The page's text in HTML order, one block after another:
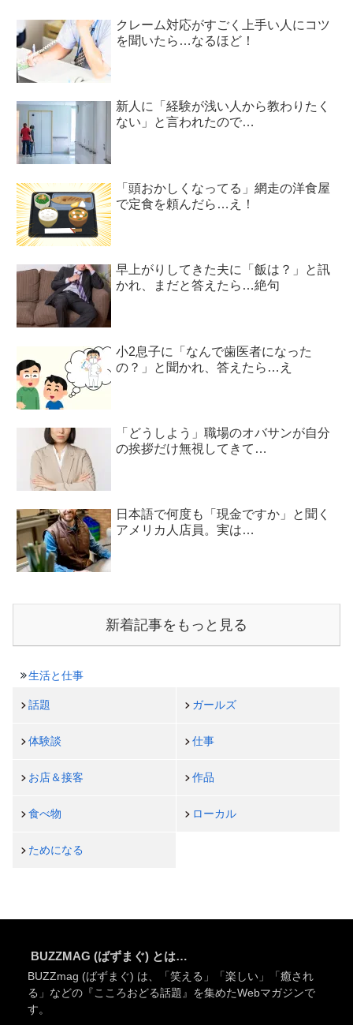
クレーム対応がすごく上手い人にコツ
を聞いたら…なるほど！
新人に「経験が浅い人から教わりたく
ない」と言われたので…
「頭おかしくなってる」網走の洋食屋
で定食を頼んだら…え！
早上がりしてきた夫に「飯は？」と訊
かれ、まだと答えたら…絶句
小2息子に「なんで歯医者になった
の？」と聞かれ、答えたら…え
「どうしよう」職場のオバサンが自分
の挨拶だけ無視してきて…
日本語で何度も「現金ですか」と聞く
アメリカ人店員。実は…
新着記事をもっと見る
生活と仕事
話題 ガールズ
体験談 仕事
お店＆接客 作品
食べ物 ローカル
ためになる
BUZZMAG (ばずまぐ) とは…
BUZZmag (ばずまぐ) は、「笑える」「楽しい」「癒され
る」などの『こころおどる話題』を集めたWebマガジンで
す。